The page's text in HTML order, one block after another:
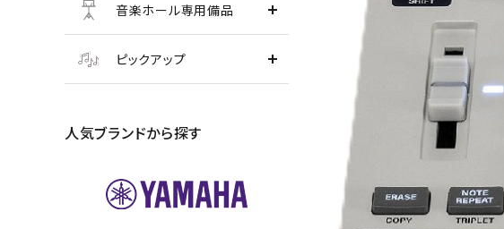
音楽ホール専用備品
ピックアップ
人気ブランドから探す